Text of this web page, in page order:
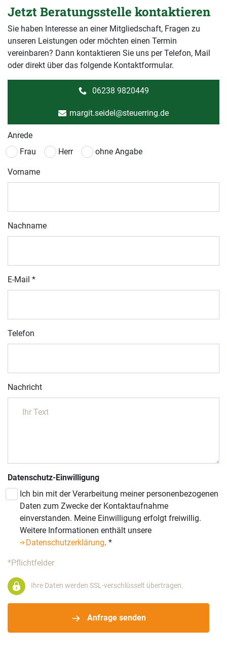
Jetzt Beratungsstelle kontaktieren
Sie haben Interesse an einer Mitgliedschaft, Fragen zu
unseren Leistungen oder möchten einen Termin
vereinbaren? Dann kontaktieren Sie uns per Telefon, Mail
oder direkt über das folgende Kontaktformular.
06238 9820449
margit.seidel@steuerring.de
Anrede
Frau
Herr ohne Angabe
Vorname
Nachname
E-Mail *
Telefon
Nachricht
Datenschutz-Einwilligung
Ich bin mit der Verarbeitung meiner personenbezogenen
Daten zum Zwecke der Kontaktaufnahme
einverstanden. Meine Einwilligung erfolgt freiwillig.
Weitere Informationen enthält unsere
Datenschutzerklärung. *
*Pflichtfelder
Anfrage senden
Ihre Daten werden SSL-verschlüsselt übertragen.